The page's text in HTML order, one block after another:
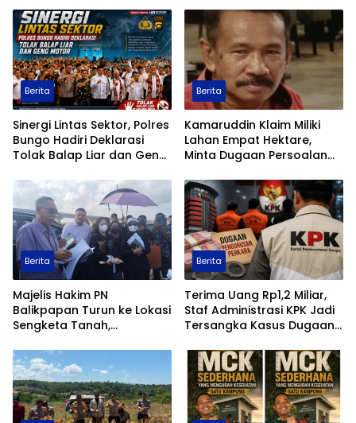
Pangan Nasional
Renang Militer Tahun 2026
Berita
Sinergi Lintas Sektor, Polres
Bungo Hadiri Deklarasi
Tolak Balap Liar dan Geng
Berita
Kamaruddin Klaim Miliki
Lahan Empat Hektare,
Minta Dugaan Persoalan
Transparan
Berita
Majelis Hakim PN
Balikpapan Turun ke Lokasi
Sengketa Tanah,
Perkuat Pencarian Fakta
Hukum
Berita
Terima Uang Rp1,2 Miliar,
Staf Administrasi KPK Jadi
Tersangka Kasus Dugaan